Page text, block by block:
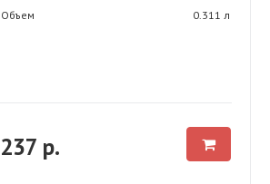
Объем 0.311 л
237 р.